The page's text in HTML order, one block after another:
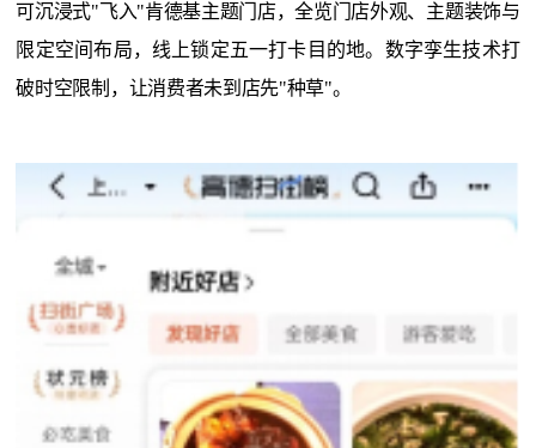
可沉浸式"飞入"肯德基主题门店，全览门店外观、主题装饰与
限定空间布局，线上锁定五一打卡目的地。数字孪生技术打
破时空限制，让消费者未到店先"种草"。